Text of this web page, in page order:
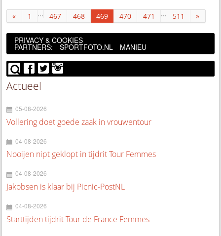
« 1 ... 467 468 469 470 471 ... 511 »
PRIVACY & COOKIES
PARTNERS: SPORTFOTO.NL MANIEU
Actueel
05-08-2026
Vollering doet goede zaak in vrouwentour
04-08-2026
Nooijen nipt geklopt in tijdrit Tour Femmes
04-08-2026
Jakobsen is klaar bij Picnic-PostNL
04-08-2026
Starttijden tijdrit Tour de France Femmes